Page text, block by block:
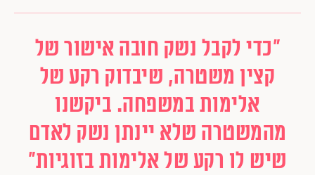
״כדי לקבל נשק חובה אישור של
קצין משטרה, שיבדוק רקע של
אלימות במשפחה. ביקשנו
מהמשטרה שלא יינתן נשק לאדם
שיש לו רקע של אלימות בזוגיות"